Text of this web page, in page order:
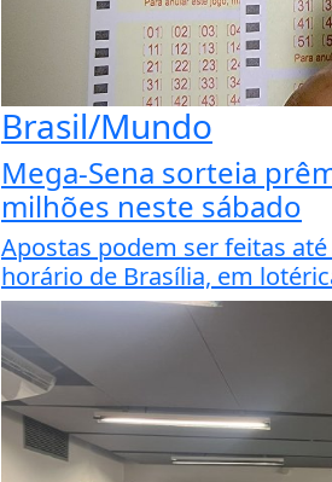
Brasil/Mundo
Mega-Sena sorteia
milhões neste sábado
Apostas podem ser feitas até
horário de Brasília, em